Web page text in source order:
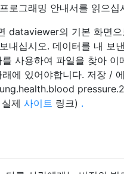
로그래밍 안내서를 읽으십
dataviewer의 기본 화면
내십시오. 데이터를 내 보
사용하여 파일을 찾아 이
에 있어야합니다. 저장 /
제 사이트 링크) .